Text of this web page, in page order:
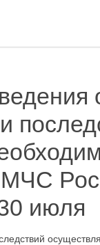
МЧС
июля